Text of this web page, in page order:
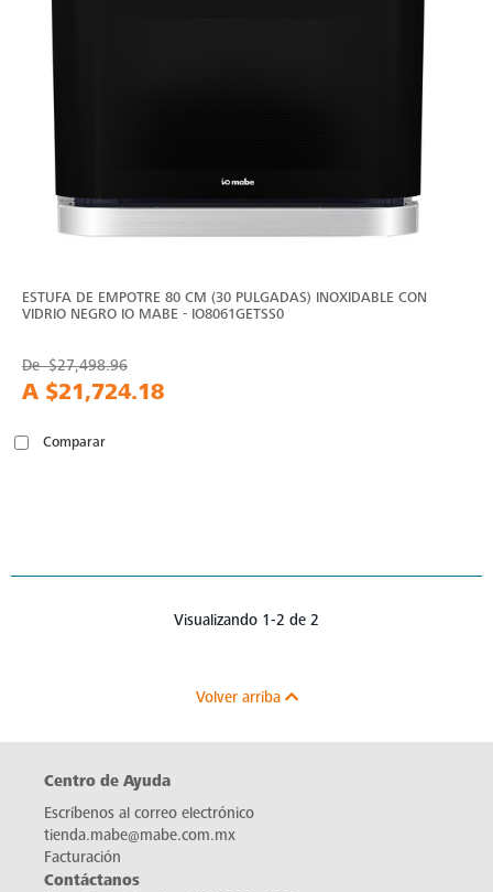
ESTUFA DE EMPOTRE 80 CM (30 PULGADAS) INOXIDABLE CON
VIDRIO NEGRO IO MABE - IO8061GETSS0
De$27,498.96
A $21,724.18
Comparar
Visualizando 1-2 de 2
Volver arriba
Centro de Ayuda
Escríbenos al correo electrónico
tienda.mabe@mabe.com.mx
Facturación
Contáctanos